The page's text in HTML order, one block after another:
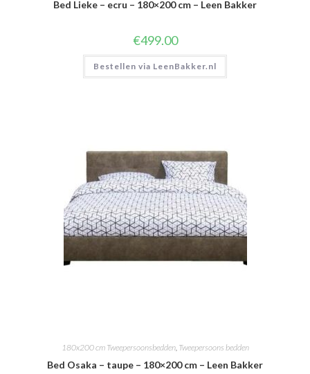
Bed Lieke – ecru – 180×200 cm – Leen Bakker
€499.00
Bestellen via LeenBakker.nl
180x200 cm Tweepersoonsbedden, Tweepersoons bedden
Bed Osaka – taupe – 180×200 cm – Leen Bakker